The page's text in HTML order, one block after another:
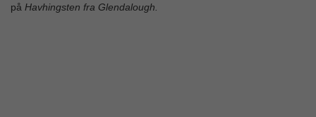
på Havhingsten fra Glendalough.